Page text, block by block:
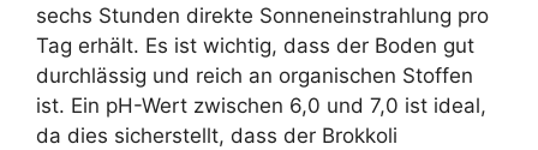
sechs Stunden direkte Sonneneinstrahlung pro
Tag erhält. Es ist wichtig, dass der Boden gut
durchlässig und reich an organischen Stoffen
ist. Ein pH-Wert zwischen 6,0 und 7,0 ist ideal,
da dies sicherstellt, dass der Brokkoli